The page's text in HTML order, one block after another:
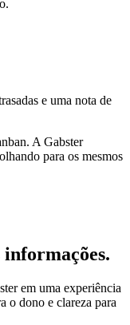
e uma nota de
A Gabster
para os mesmos
informações.
em uma experiência
o dono e clareza para